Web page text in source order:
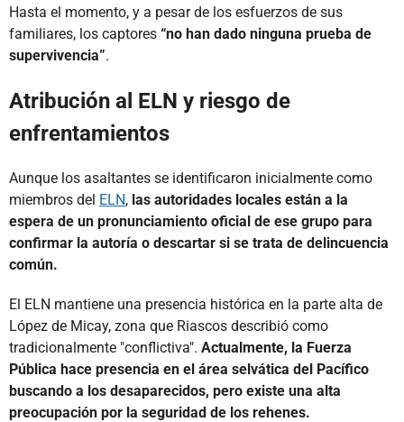
Hasta el momento, y a pesar de los esfuerzos de sus
familiares, los captores “no han dado ninguna prueba de
supervivencia”.
Atribución al ELN y riesgo de
enfrentamientos
Aunque los asaltantes se identificaron inicialmente como
miembros del ELN, las autoridades locales están a la
espera de un pronunciamiento oficial de ese grupo para
confirmar la autoría o descartar si se trata de delincuencia
común.
El ELN mantiene una presencia histórica en la parte alta de
López de Micay, zona que Riascos describió como
tradicionalmente "conflictiva". Actualmente, la Fuerza
Pública hace presencia en el área selvática del Pacífico
buscando a los desaparecidos, pero existe una alta
preocupación por la seguridad de los rehenes.